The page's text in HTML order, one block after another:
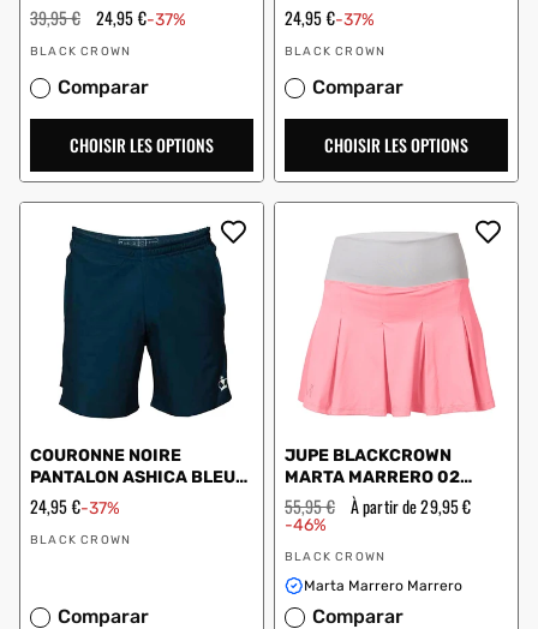
Prix
régulier
39,95 € Prix
solde
24,95 €-37%
Vendeur
BLACK CROWN
Comparar
CHOISIR LES OPTIONS
Prix
solde
24,95 €-37%
Vendeur
BLACK CROWN
Comparar
CHOISIR LES OPTIONS
COURONNE NOIRE
PANTALON ASHICA BLEU
VERT
Prix
solde
24,95 €-37%
Vendeur
BLACK CROWN
Comparar
JUPE BLACKCROWN
MARTA MARRERO 02
MOYA CORAIL
Prix
régulier
55,95 € Prix
en
À partir de 29,95 €
-46%
Vendeur
BLACK CROWN
Marta Marrero Marrero
Comparar